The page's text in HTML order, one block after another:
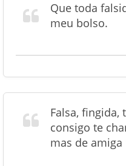
Que toda
meu bolso.
Falsa,
consigo te
mas de